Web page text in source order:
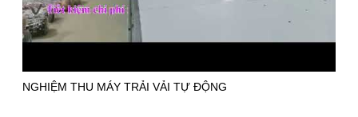
NGHIỆM THU MÁY TRẢI VẢI TỰ ĐỘNG